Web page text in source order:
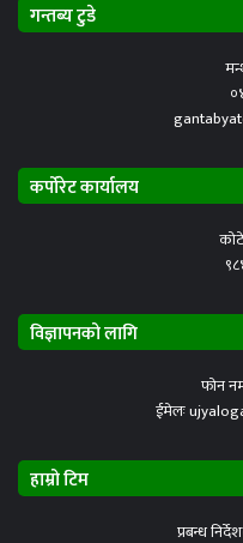
गन्तब्य टुडे
कर्पोरेट कार्यालय
विज्ञापनको लागि
फोन
ईमेलः
हाम्रो टिम
प्रबन्ध